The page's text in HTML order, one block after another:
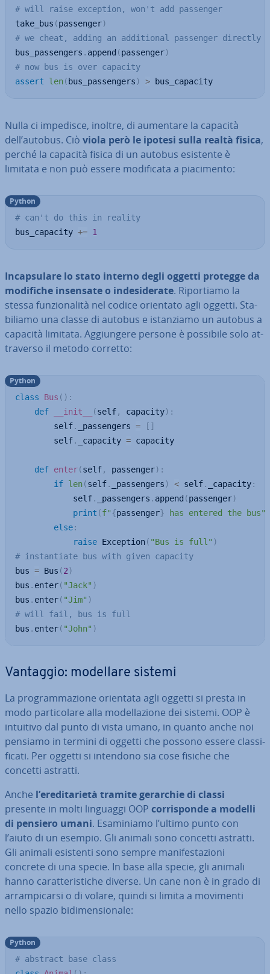
# will raise exception, won't add passenger
take_bus (passenger)
# we cheat, adding an additional passenger directly
bus_passengers . append (passenger)
# now bus is over capacity
assert
len( bus_passengers ) > bus_capacity
Nulla ci impedisce, inoltre, di aumentare la capacità
dell’autobus. Ciò viola però le ipotesi sulla realtà fisica,
perché la capacità fisica di un autobus esistente è
limitata e non può essere mo­di­fi­ca­ta a pia­ci­men­to:
# can't do this in reality
bus_capacity += 1
Python
In­cap­su­la­re lo stato interno degli oggetti protegge da
modifiche insensate o in­de­si­de­ra­te. Ri­por­tia­mo la
stessa fun­zio­na­li­tà nel codice orientato agli oggetti. Sta­
bi­lia­mo una classe di autobus e istan­zia­mo un autobus a
capacità limitata. Ag­giun­ge­re persone è possibile solo at­
tra­ver­so il metodo corretto:
class Bus ( ) :
def
__init__ (self, capacity) :
        self
. _passengers = [ ]
        self
. _capacity = capacity
def enter(self, passenger) :
if len(self. _passengers ) < self. _capacity:
            self
. _passengers . append (passenger)
print (f"{passenger} has entered the bus"
else:
raise Exception( "Bus is full" )
# instantiate bus with given capacity
bus = Bus (2 )
bus . enter( "Jack" )
bus . enter( "Jim" )
# will fail, bus is full
bus . enter( "John" )
Python
Vantaggio: modellare sistemi
La pro­gram­ma­zio­ne orientata agli oggetti si presta in
modo par­ti­co­la­re alla mo­del­la­zio­ne dei sistemi. OOP è
intuitivo dal punto di vista umano, in quanto anche noi
pensiamo in termini di oggetti che possono essere clas­si­
fi­ca­ti. Per oggetti si intendono sia cose fisiche che
concetti astratti.
Anche l’ere­di­ta­rie­tà tramite gerarchie di classi
presente in molti linguaggi OOP cor­ri­spon­de a modelli
di pensiero umani. Esa­mi­nia­mo l’ultimo punto con
l’aiuto di un esempio. Gli animali sono concetti astratti.
Gli animali esistenti sono sempre ma­ni­fe­sta­zio­ni
concrete di una specie. In base alla specie, gli animali
hanno ca­rat­te­ri­sti­che diverse. Un cane non è in grado di
ar­ram­pi­car­si o di volare, quindi si limita a movimenti
nello spazio bi­di­men­sio­na­le:
# abstract base class
Python